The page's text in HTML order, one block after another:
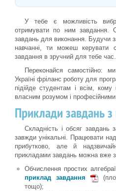
У тебе є можливість
отримувати по ним завдання.
завдань для виконання. Будучи
навчанні, ти можеш керувати
завдання в зручний для тебе час.
Переконайся самостійно:
Україні фріланс роботу для
підійде студентам і всім, кому
власним розумом і
Приклади завдань
Складність і обсяг завдань
завжди унікальні. Працювати
прибутково, але й
прикладами завдань можна вже
Обчислення простих
приклад завдання
тощо);